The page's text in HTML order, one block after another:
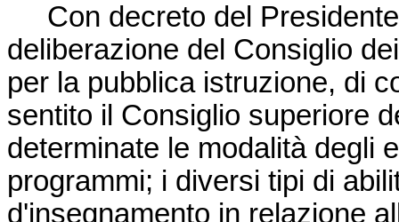
Con decreto del
deliberazione del Consiglio
per la pubblica istruzione, di
sentito il Consiglio superiore
determinate le modalità degli
programmi; i diversi tipi di
d'insegnamento in relazione